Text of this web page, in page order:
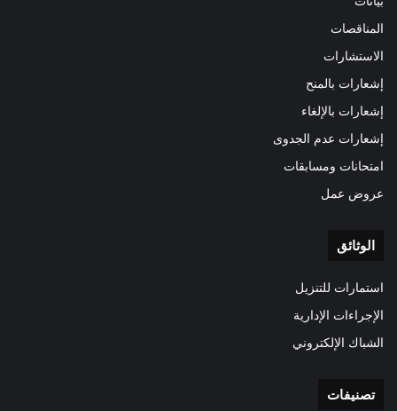
المناقصات
الاستشارات
إشعارات بالمنح
إشعارات بالإلغاء
إشعارات عدم الجدوى
امتحانات ومسابقات
عروض عمل
الوثائق
استمارات للتنزيل
الإجراءات الإدارية
الشباك الإلكتروني
تصنيفات